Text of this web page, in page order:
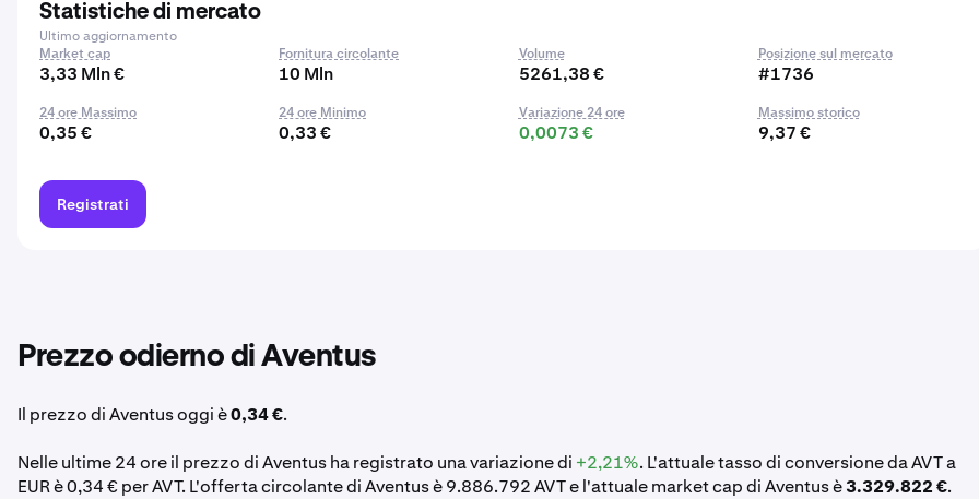
Statistiche di mercato
Ultimo aggiornamento
Market cap
3,33 Mln €
Fornitura circolante
10 Mln
Volume
5261,38 €
Posizione sul mercato
#1736
24 ore Massimo
0,35 €
24 ore Minimo
0,33 €
Variazione 24 ore
0,0073 €
Massimo storico
9,37 €
Registrati
Prezzo odierno di Aventus
Il prezzo di Aventus oggi è0,34 €.
Nelle ultime 24 ore il prezzo di Aventus ha registrato una variazione di +2,21%. L'attuale tasso di conversione da AVT a
EUR è 0,34 € per AVT. L'offerta circolante di Aventus è 9.886.792 AVT e l'attuale market cap di Aventus è3.329.822 €.